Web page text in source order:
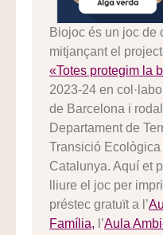
Biojoc és un joc de
mitjançant el
«Totes protegim la
2023-24 en
de Barcelona i
Departament de
Transició
Catalunya. Aquí et
lliure el joc per
préstec gratuït a l’
Família, l’Aula